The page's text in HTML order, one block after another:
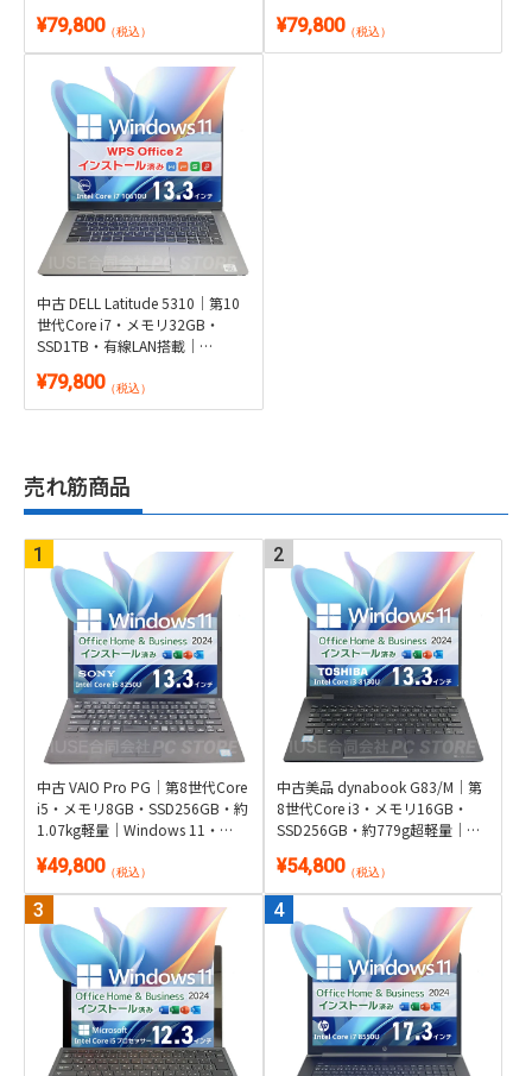
11・WPS Office 2付き
¥79,800（税込）
Microsoft Office 2024付き
¥79,800（税込）
中古 DELL Latitude 5310｜第10
世代Core i7・メモリ32GB・
SSD1TB・有線LAN搭載｜
¥79,800（税込）
売れ筋商品
中古 VAIO Pro PG｜第8世代Core
i5・メモリ8GB・SSD256GB・約
1.07kg軽量｜Windows 11・
¥49,800（税込）
中古美品 dynabook G83/M｜第
8世代Core i3・メモリ16GB・
SSD256GB・約779g超軽量｜
2024付き
¥54,800（税込）